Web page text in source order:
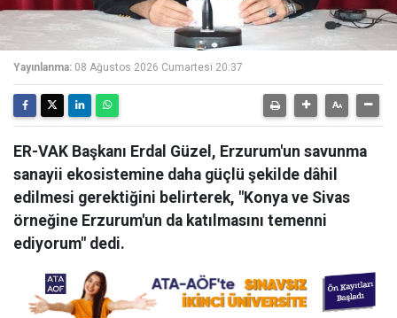
Yayınlanma: 08 Ağustos 2026 Cumartesi 20:37
ER-VAK Başkanı Erdal Güzel, Erzurum'un savunma
sanayii ekosistemine daha güçlü şekilde dâhil
edilmesi gerektiğini belirterek, "Konya ve Sivas
örneğine Erzurum'un da katılmasını temenni
ediyorum" dedi.